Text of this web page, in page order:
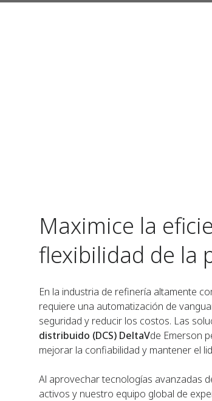
Maximice la
flexibilidad de la
En la industria de refinería altamente
requiere una automatización de
seguridad y reducir los costos. Las
distribuido (DCS) DeltaVde Emerson
mejorar la confiabilidad y mantener el
Al aprovechar tecnologías avanzadas
activos y nuestro equipo global de